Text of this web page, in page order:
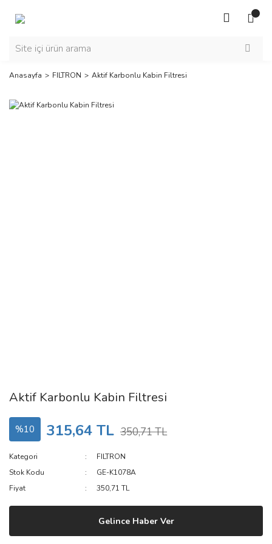
Anasayfa FILTRON Aktif Karbonlu Kabin Filtresi
Aktif Karbonlu Kabin Filtresi
%10 315,64 TL 350,71 TL
Kategori
FILTRON
Stok Kodu
GE-K1078A
Fiyat
350,71 TL
Gelince Haber Ver